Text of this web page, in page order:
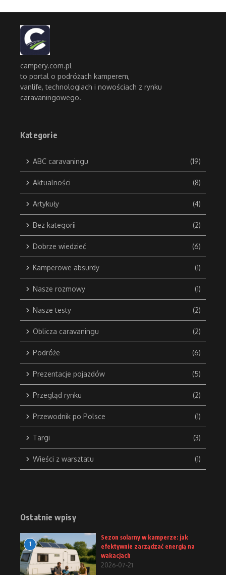
campery.com.pl
to portal o podróżach kamperem,
vanlife, technologiach i nowościach z rynku
caravaningowego.
Kategorie
ABC caravaningu (19)
Aktualności (8)
Artykuły (4)
Bez kategorii (2)
Dobrze wiedzieć (6)
Kamperowe absurdy (1)
Nasze rozmowy (1)
Nasze testy (2)
Oblicza caravaningu (2)
Podróże (6)
Prezentacje pojazdów (5)
Przegląd rynku (2)
Przewodnik po Polsce (1)
Targi (3)
Wieści z warsztatu (1)
Ostatnie wpisy
1
Sezon solarny w kamperze: jak
efektywnie zarządzać energią na
wakacjach
2026-07-21